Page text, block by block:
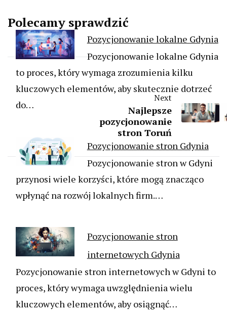
Polecamy sprawdzić
Pozycjonowanie lokalne Gdynia
Pozycjonowanie lokalne Gdynia
to proces, który wymaga zrozumienia kilku
kluczowych elementów, aby skutecznie dotrzeć
do…
Pozycjonowanie stron Gdynia
Pozycjonowanie stron w Gdyni
przynosi wiele korzyści, które mogą znacząco
wpłynąć na rozwój lokalnych firm.…
Pozycjonowanie stron
internetowych Gdynia
Pozycjonowanie stron internetowych w Gdyni to
proces, który wymaga uwzględnienia wielu
kluczowych elementów, aby osiągnąć…
Next
Najlepsze
pozycjonowanie
stron Toruń